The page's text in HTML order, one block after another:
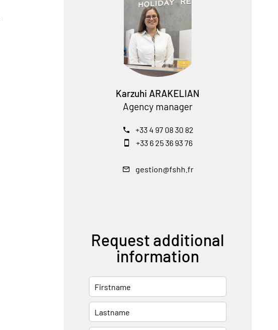
Karzuhi ARAKELIAN
Agency manager
+33 4 97 08 30 82
+33 6 25 36 93 76
gestion@fshh.fr
Request additional
information